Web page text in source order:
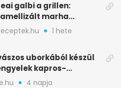
galbi a grillen:
marha
gyorsan
1 hete
uborkából készül
kapros-
levese
4 napja